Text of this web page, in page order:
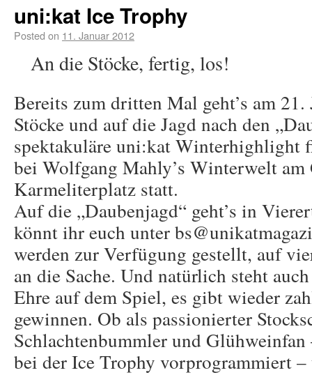
uni:kat Ice Trophy
Posted on 11. Januar 2012
An die Stöcke, fertig, los!
Bereits zum dritten Mal geht’s am
Stöcke und auf die Jagd nach den
spektakuläre uni:kat Winterhighlight
bei Wolfgang Mahly’s Winterwelt am
Karmeliterplatz statt.
Auf die „Daubenjagd“ geht’s in
könnt ihr euch unter
werden zur Verfügung gestellt, auf
an die Sache. Und natürlich steht
Ehre auf dem Spiel, es gibt wieder
gewinnen. Ob als passionierter
Schlachtenbummler und
bei der Ice Trophy vorprogrammiert –